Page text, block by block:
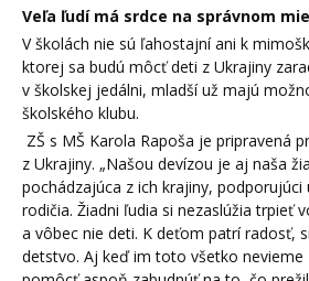
Veľa ľudí má srdce na správnom
V školách nie sú ľahostajní ani k
ktorej sa budú môcť deti z Ukrajiny
v školskej jedálni, mladší už majú
školského klubu.
ZŠ s MŠ Karola Rapoša je pripravená
z Ukrajiny. „Našou devízou je aj naša
pochádzajúca z ich krajiny,
rodičia. Žiadni ľudia si nezaslúžia trpieť
a vôbec nie deti. K deťom patrí radosť,
detstvo. Aj keď im toto všetko nevieme